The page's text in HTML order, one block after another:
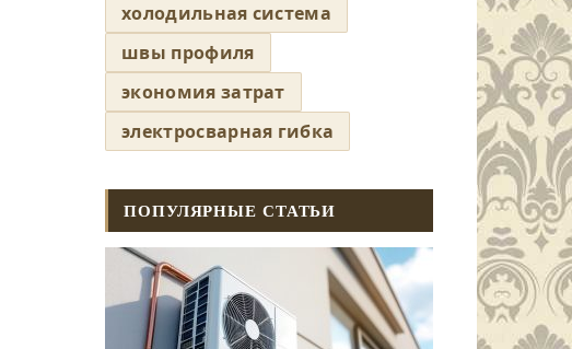
холодильная система
швы профиля
экономия затрат
электросварная гибка
ПОПУЛЯРНЫЕ СТАТЬИ